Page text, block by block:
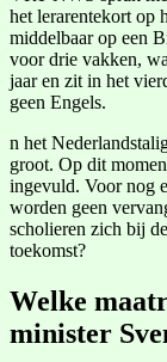
het lerarentekort op
middelbaar op een
voor drie vakken,
jaar en zit in het
geen Engels.
n het
groot. Op dit
ingevuld. Voor nog
worden geen
scholieren zich bij
toekomst?
Welke
minister